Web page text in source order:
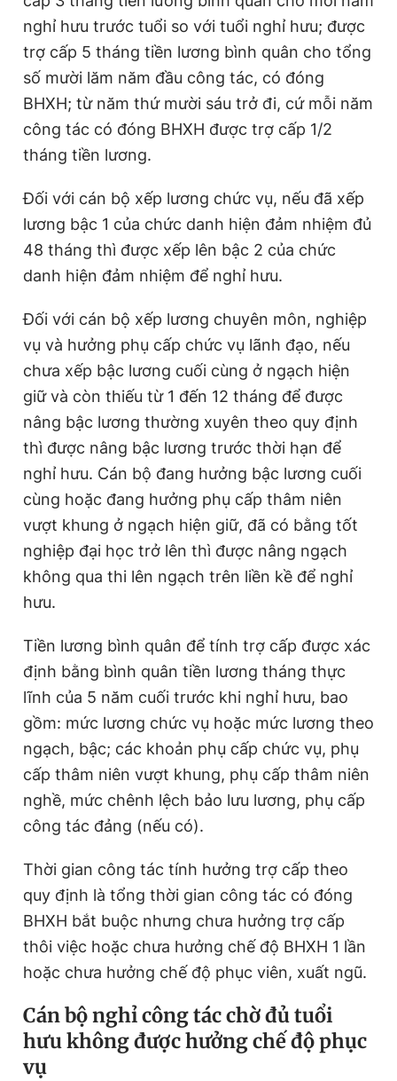
nghỉ hưu trước tuổi so với tuổi nghỉ hưu; được
trợ cấp 5 tháng tiền lương bình quân cho tổng
số mười lăm năm đầu công tác, có đóng
BHXH; từ năm thứ mười sáu trở đi, cứ mỗi năm
công tác có đóng BHXH được trợ cấp 1/2
tháng tiền lương.
Đối với cán bộ xếp lương chức vụ, nếu đã xếp
lương bậc 1 của chức danh hiện đảm nhiệm đủ
48 tháng thì được xếp lên bậc 2 của chức
danh hiện đảm nhiệm để nghỉ hưu.
Đối với cán bộ xếp lương chuyên môn, nghiệp
vụ và hưởng phụ cấp chức vụ lãnh đạo, nếu
chưa xếp bậc lương cuối cùng ở ngạch hiện
giữ và còn thiếu từ 1 đến 12 tháng để được
nâng bậc lương thường xuyên theo quy định
thì được nâng bậc lương trước thời hạn để
nghỉ hưu. Cán bộ đang hưởng bậc lương cuối
cùng hoặc đang hưởng phụ cấp thâm niên
vượt khung ở ngạch hiện giữ, đã có bằng tốt
nghiệp đại học trở lên thì được nâng ngạch
không qua thi lên ngạch trên liền kề để nghỉ
hưu.
Tiền lương bình quân để tính trợ cấp được xác
định bằng bình quân tiền lương tháng thực
lĩnh của 5 năm cuối trước khi nghỉ hưu, bao
gồm: mức lương chức vụ hoặc mức lương theo
ngạch, bậc; các khoản phụ cấp chức vụ, phụ
cấp thâm niên vượt khung, phụ cấp thâm niên
nghề, mức chênh lệch bảo lưu lương, phụ cấp
công tác đảng (nếu có).
Thời gian công tác tính hưởng trợ cấp theo
quy định là tổng thời gian công tác có đóng
BHXH bắt buộc nhưng chưa hưởng trợ cấp
thôi việc hoặc chưa hưởng chế độ BHXH 1 lần
hoặc chưa hưởng chế độ phục viên, xuất ngũ.
Cán bộ nghỉ công tác chờ đủ tuổi
hưu không được hưởng chế độ phục
vụ